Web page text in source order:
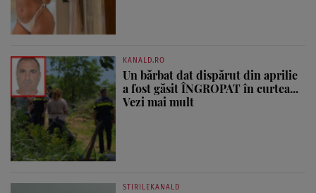
KANALD.RO
Un bărbat dat dispărut din aprilie
a fost găsit ÎNGROPAT în curtea...
Vezi mai mult
STIRILEKANALD